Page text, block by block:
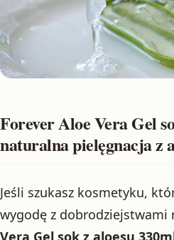
Forever Aloe Vera Gel
naturalna pielęgnacja z
Jeśli szukasz kosmetyku,
wygodę z dobrodziejstwami
Vera Gel sok z aloesu